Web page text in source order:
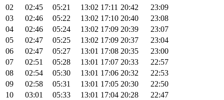
02
02:45 05:21 13:02 17:11 20:42
23:09
03
02:46 05:22 13:02 17:10 20:40
23:08
04
02:46 05:24 13:02 17:09 20:39
23:07
05
02:47 05:25 13:02 17:09 20:37
23:04
06
02:47 05:27 13:01 17:08 20:35
23:00
07
02:51 05:28 13:01 17:07 20:33
22:57
08
02:54 05:30 13:01 17:06 20:32
22:53
09
02:58 05:31 13:01 17:05 20:30
22:50
10
03:01 05:33 13:01 17:04 20:28
22:47